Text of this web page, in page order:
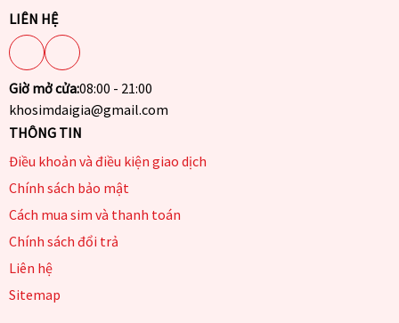
LIÊN HỆ
Giờ mở cửa:08:00 - 21:00
khosimdaigia@gmail.com
THÔNG TIN
Điều khoản và điều kiện giao dịch
Chính sách bảo mật
Cách mua sim và thanh toán
Chính sách đổi trả
Liên hệ
Sitemap